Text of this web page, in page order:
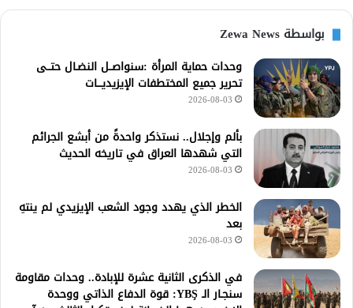
بواسطة Zewa News
وحدات حماية المرأة :سنواصــل النضـال حتــى
تحرير جميع المختطفات الإيزيديـــات
2026-08-03
بألم وإجلال.. نستذكر واحدةً من أبشع الجرائم
التي شهدها العراق في تاريخه الحديث
2026-08-03
الخطر الذي يهدد وجود الشعب الإيزيدي لم ينتهِ
بعد
2026-08-03
في الذكرى الثانية عشرة للإبادة.. وحدات مقاومة
سنجـار الـ YBŞ: قوة الدفاع الذاتي ووحدة